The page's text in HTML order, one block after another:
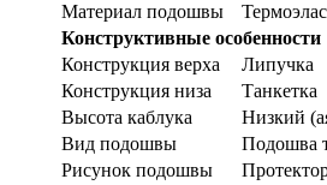
Материал подошвы
Конструктивные особенности
Конструкция верха
Липучка
Конструкция низа
Танкетка
Высота каблука
Низкий
Вид подошвы
Подошва
Рисунок подошвы